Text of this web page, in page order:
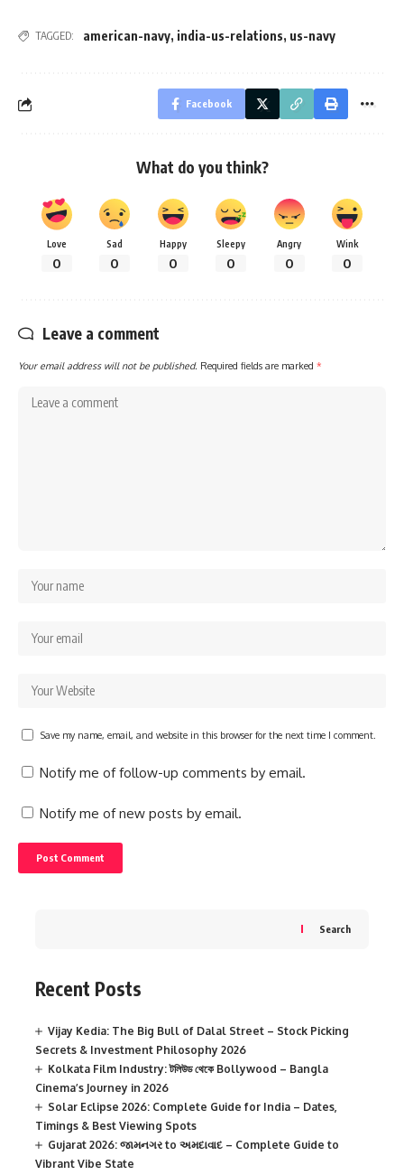
TAGGED: american-navy, india-us-relations, us-navy
Facebook
What do you think?
Love
0
Sad
0
Happy
0
Sleepy
0
Angry
0
Wink
0
Leave a comment
Your email address will not be published. Required fields are marked *
Save my name, email, and website in this browser for the next time I comment.
Notify me of follow-up comments by email.
Notify me of new posts by email.
Search
Recent Posts
Vijay Kedia: The Big Bull of Dalal Street – Stock Picking
Secrets & Investment Philosophy 2026
Kolkata Film Industry: টলিউড থেকে Bollywood – Bangla
Cinema’s Journey in 2026
Solar Eclipse 2026: Complete Guide for India – Dates,
Timings & Best Viewing Spots
Gujarat 2026: જામનગર to અમદાવાદ – Complete Guide to
Vibrant Vibe State